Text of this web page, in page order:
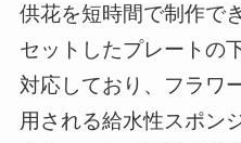
供花を短時間で制作で
セットしたプレートの
対応しており、フラワ
用される給水性スポン